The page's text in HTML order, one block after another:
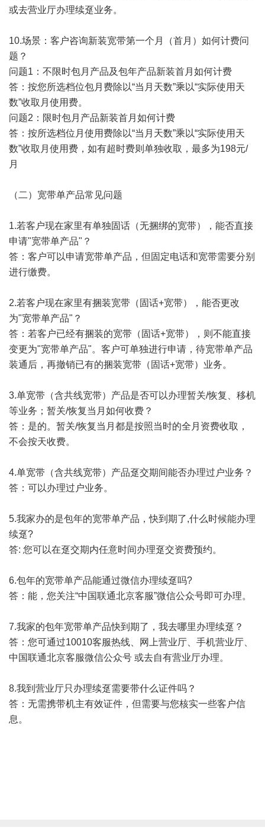
或去营业厅办理续趸业务。
10.场景：客户咨询新装宽带第一个月（首月）如何计费问
题？
问题1：不限时包月产品及包年产品新装首月如何计费
答：按您所选档位包月费除以“当月天数”乘以“实际使用天
数”收取月使用费。
问题2：限时包月产品新装首月如何计费
答：按所选档位月使用费除以“当月天数”乘以“实际使用天
数”收取月使用费，如有超时费则单独收取，最多为198元/
月
（二）宽带单产品常见问题
1.若客户现在家里有单独固话（无捆绑的宽带），能否直接
申请"宽带单产品"？
答：客户可以申请宽带单产品，但固定电话和宽带需要分别
进行缴费。
2.若客户现在家里有捆装宽带（固话+宽带），能否更改
为"宽带单产品"？
答：若客户已经有捆装的宽带（固话+宽带），则不能直接
变更为"宽带单产品"。客户可单独进行申请，待宽带单产品
装通后，再撤销已有的捆装宽带（固话+宽带）业务。
3.单宽带（含共线宽带）产品是否可以办理暂关/恢复、移机
等业务；暂关/恢复当月如何收费？
答：是的。暂关/恢复当月都是按照当时的全月资费收取，
不会按天收费。
4.单宽带（含共线宽带）产品趸交期间能否办理过户业务？
答：可以办理过户业务。
5.我家办的是包年的宽带单产品，快到期了,什么时候能办理
续趸?
答: 您可以在趸交期内任意时间办理趸交资费预约。
6.包年的宽带单产品能通过微信办理续趸吗?
答：能，您关注“中国联通北京客服”微信公众号即可办理。
7.我家的包年宽带单产品快到期了，我去哪里办理续趸？
答：您可通过10010客服热线、网上营业厅、手机营业厅、
中国联通北京客服微信公众号 或去自有营业厅办理。
8.我到营业厅只办理续趸需要带什么证件吗？
答：无需携带机主有效证件，但需要与您核实一些客户信
息。